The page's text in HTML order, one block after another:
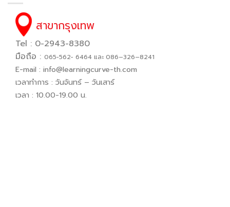
สาขากรุงเทพ
Tel : 0-2943-8380
มือถือ : 065−562− 6464 และ 086–326–8241
E-mail : info@learningcurve-th.com
เวลาทำการ : วันจันทร์ – วันเสาร์
เวลา : 10.00-19.00 น.